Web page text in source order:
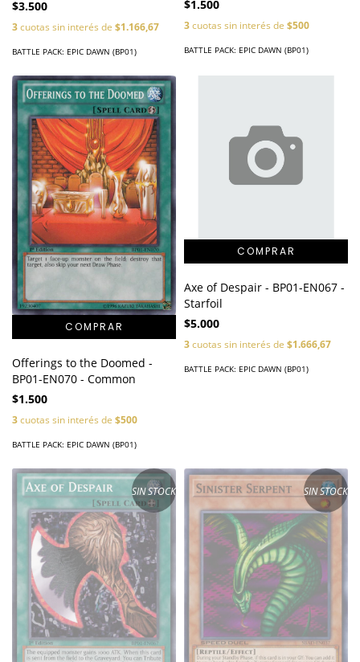
$3.500
3cuotas sin interés de $1.166,67
BATTLE PACK: EPIC DAWN (BP01)
$1.500
3cuotas sin interés de $500
BATTLE PACK: EPIC DAWN (BP01)
Offerings to the Doomed -
BP01-EN070 - Common
$1.500
3cuotas sin interés de $500
BATTLE PACK: EPIC DAWN (BP01)
Axe of Despair - BP01-EN067 -
Starfoil
$5.000
3cuotas sin interés de $1.666,67
BATTLE PACK: EPIC DAWN (BP01)
SIN STOCK SIN STOCK